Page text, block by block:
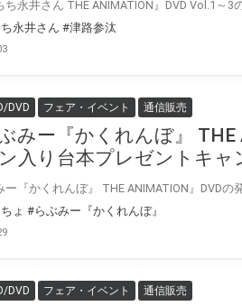
永井さん #津路参汰
DVD フェア・イベント 通信販売
ぶみー『かくれんぼ』
入り台本プレゼントキャ
ょ #らぶみー『かくれんぼ』
DVD フェア・イベント 通信販売